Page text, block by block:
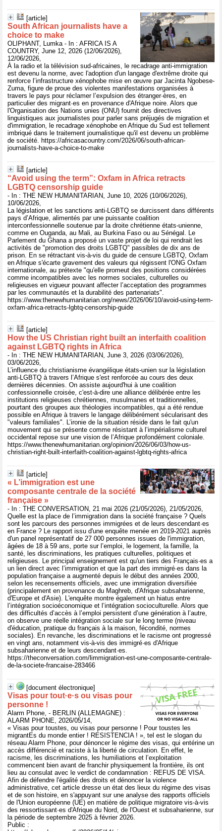
[article]
South African journalists have a
choice to make
OLIPHANT, Lumka - In : AFRICA IS A
COUNTRY, June 12, 2026 (12/06/2026),
12/06/2026,
À la radio et la télévision sud-africaines, le recadrage anti-immigration
est devenu la norme, avec l'adoption d'un langage d'extrême droite qui
renforce l’infrastructure xénophobe mise en œuvre par Jacinta Ngobese-
Zuma, figure de proue des violentes manifestations organisées à
travers le pays pour réclamer l’expulsion des étranger·ères, en
particulier des migrant·es en provenance d'Afrique noire. Alors que
l'Organisation des Nations unies (ONU) fournit des directives
linguistiques aux journalistes pour parler sans préjugés de migration et
d'immigration, le recadrage xénophobe en Afrique du Sud est tellement
imbriqué dans le traitement journalistique qu'il est devenu un problème
de société. https://africasacountry.com/2026/06/south-african-
journalists-have-a-choice-to-make
[article]
“Avoid using the term”: Oxfam in Africa retracts
LGBTQ censorship guide
- In : THE NEW HUMANITARIAN, June 10, 2026 (10/06/2026),
10/06/2026,
La législation et les sanctions anti-LGBTQ se durcissent dans différents
pays d’Afrique, alimentés par une puissante coalition
interconfessionnelle soutenue par la droite chrétienne états-unienne,
comme en Ouganda, au Mali, au Burkina Faso ou au Sénégal. Le
Parlement du Ghana a proposé un vaste projet de loi qui rendrait les
activités de "promotion des droits LGBTQ" passibles de dix ans de
prison. En se rétractant vis-à-vis du guide de censure LGBTQ, Oxfam
en Afrique s'écarte gravement des valeurs qui régissent l'ONG Oxfam
internationale, au prétexte "qu'elle promeut des positions considérées
comme incompatibles avec les normes sociales, culturelles ou
religieuses en vigueur pouvant affecter l’acceptation des programmes
par les communautés et la durabilité des partenariats".
https://www.thenewhumanitarian.org/news/2026/06/10/avoid-using-term-
oxfam-africa-retracts-lgbtq-censorship-guide
[article]
How the US Christian right built an interfaith coalition
against LGBTQ rights in Africa
- In : THE NEW HUMANITARIAN, June 3, 2026 (03/06/2026),
03/06/2026,
L’influence du christianisme évangélique états-unien sur la législation
anti-LGBTQ à travers l’Afrique s'est renforcée au cours des deux
dernières décennies. On assiste aujourd'hui à une coalition
confessionnelle croisée, c'est-à-dire une alliance délibérée entre les
institutions religieuses chrétiennes, musulmanes et traditionnelles,
pourtant des groupes aux théologies incompatibles, qui a été rendue
possible en Afrique à travers le langage délibérément sécularisant des
"valeurs familiales". L’ironie de la situation réside dans le fait qu'un
mouvement qui se présente comme résistant à l’impérialisme culturel
occidental repose sur une vision de l’Afrique profondément coloniale.
https://www.thenewhumanitarian.org/opinion/2026/06/03/how-us-
christian-right-built-interfaith-coalition-against-lgbtq-rights-africa
[article]
« L’immigration est une
composante centrale de la société
française »
- In : THE CONVERSATION, 21 mai 2026 (21/05/2026), 21/05/2026,
Quelle est la place de l’immigration dans la société française ? Quels
sont les parcours des personnes immigrées et de leurs descendant·es
en France ? Le rapport issu d'une enquête menée en 2019-2021 auprès
d'un panel représentatif de 27 000 personnes issues de l'immigration,
âgées de 18 à 59 ans, porte sur l’emploi, le logement, la famille, la
santé, les discriminations, les pratiques culturelles, politiques et
religieuses. Le principal enseignement est qu'un tiers des Français·es a
un lien direct avec l’immigration et que la part des immigré·es dans la
population française a augmenté depuis le début des années 2000,
selon les recensements officiels, avec une immigration diversifiée
(principalement en provenance du Maghreb, d'Afrique subsaharienne,
d'Europe et d'Asie). L'enquête montre également un hiatus entre
l’intégration socioéconomique et l’intégration socioculturelle. Alors que
des difficultés d’accès à l’emploi persistent d’une génération à l’autre,
on observe une réelle intégration sociale sur le long terme (niveau
d'éducation, pratique du français à la maison, fécondité, normes
sociales). En revanche, les discriminations et le racisme ont progressé
en vingt ans, notamment vis-à-vis des immigré·es d'Afrique
subsaharienne et de leurs descendant·es.
https://theconversation.com/limmigration-est-une-composante-centrale-
de-la-societe-francaise-283466
[document électronique]
Visas pour tout·e·s ou visas pour
personne !
Alarm Phone, - BERLIN (ALLEMAGNE) :
ALARM PHONE, 2026/05/14,
« Visas pour toustes, ou visas pour personne ! Pour toustes les
migrantEs du monde entier ! RESISTENCIA ! », tel est le slogan du
réseau Alarm Phone, pour dénoncer le régime des visas, qui entérine un
accès différencié et raciste à la liberté de circulation. En effet, le
racisme, les discriminations, les humiliations et l’exploitation
commencent bien avant de franchir physiquement la frontière, ils ont
lieu au consulat avec le verdict de condamnation : REFUS DE VISA.
Afin de défendre l'égalité des droits et dénoncer la violence
administrative, cet article dresse un état des lieux du régime des visas
et de son histoire, en s'appuyant sur une analyse des rapports officiels
de l'Union européenne (UE) en matière de politique migratoire vis-à-vis
des ressortissant·es d'Afrique du Nord, de l'Ouest et subsaharienne, sur
la période de septembre 2025 à février 2026.
Public :